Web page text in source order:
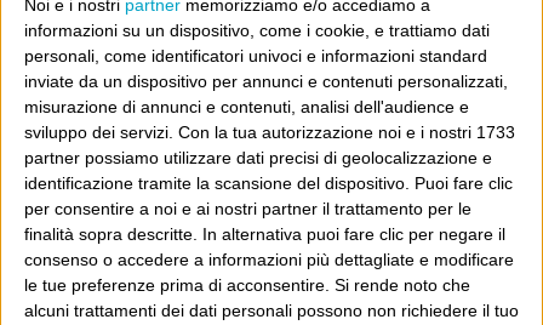
Noi e i nostri partner memorizziamo e/o accediamo a
informazioni su un dispositivo, come i cookie, e trattiamo dati
personali, come identificatori univoci e informazioni standard
inviate da un dispositivo per annunci e contenuti personalizzati,
misurazione di annunci e contenuti, analisi dell'audience e
sviluppo dei servizi. Con la tua autorizzazione noi e i nostri 1733
partner possiamo utilizzare dati precisi di geolocalizzazione e
identificazione tramite la scansione del dispositivo. Puoi fare clic
per consentire a noi e ai nostri partner il trattamento per le
finalità sopra descritte. In alternativa puoi fare clic per negare il
consenso o accedere a informazioni più dettagliate e modificare
le tue preferenze prima di acconsentire. Si rende noto che
alcuni trattamenti dei dati personali possono non richiedere il tuo
“Lilly”, con una sola caduta premonitrice, è uno dei
dischi più belli di questi trent’anni. E a un certo punto
lui si meritò...Continua
E per i regali di Natale (del 2026!)